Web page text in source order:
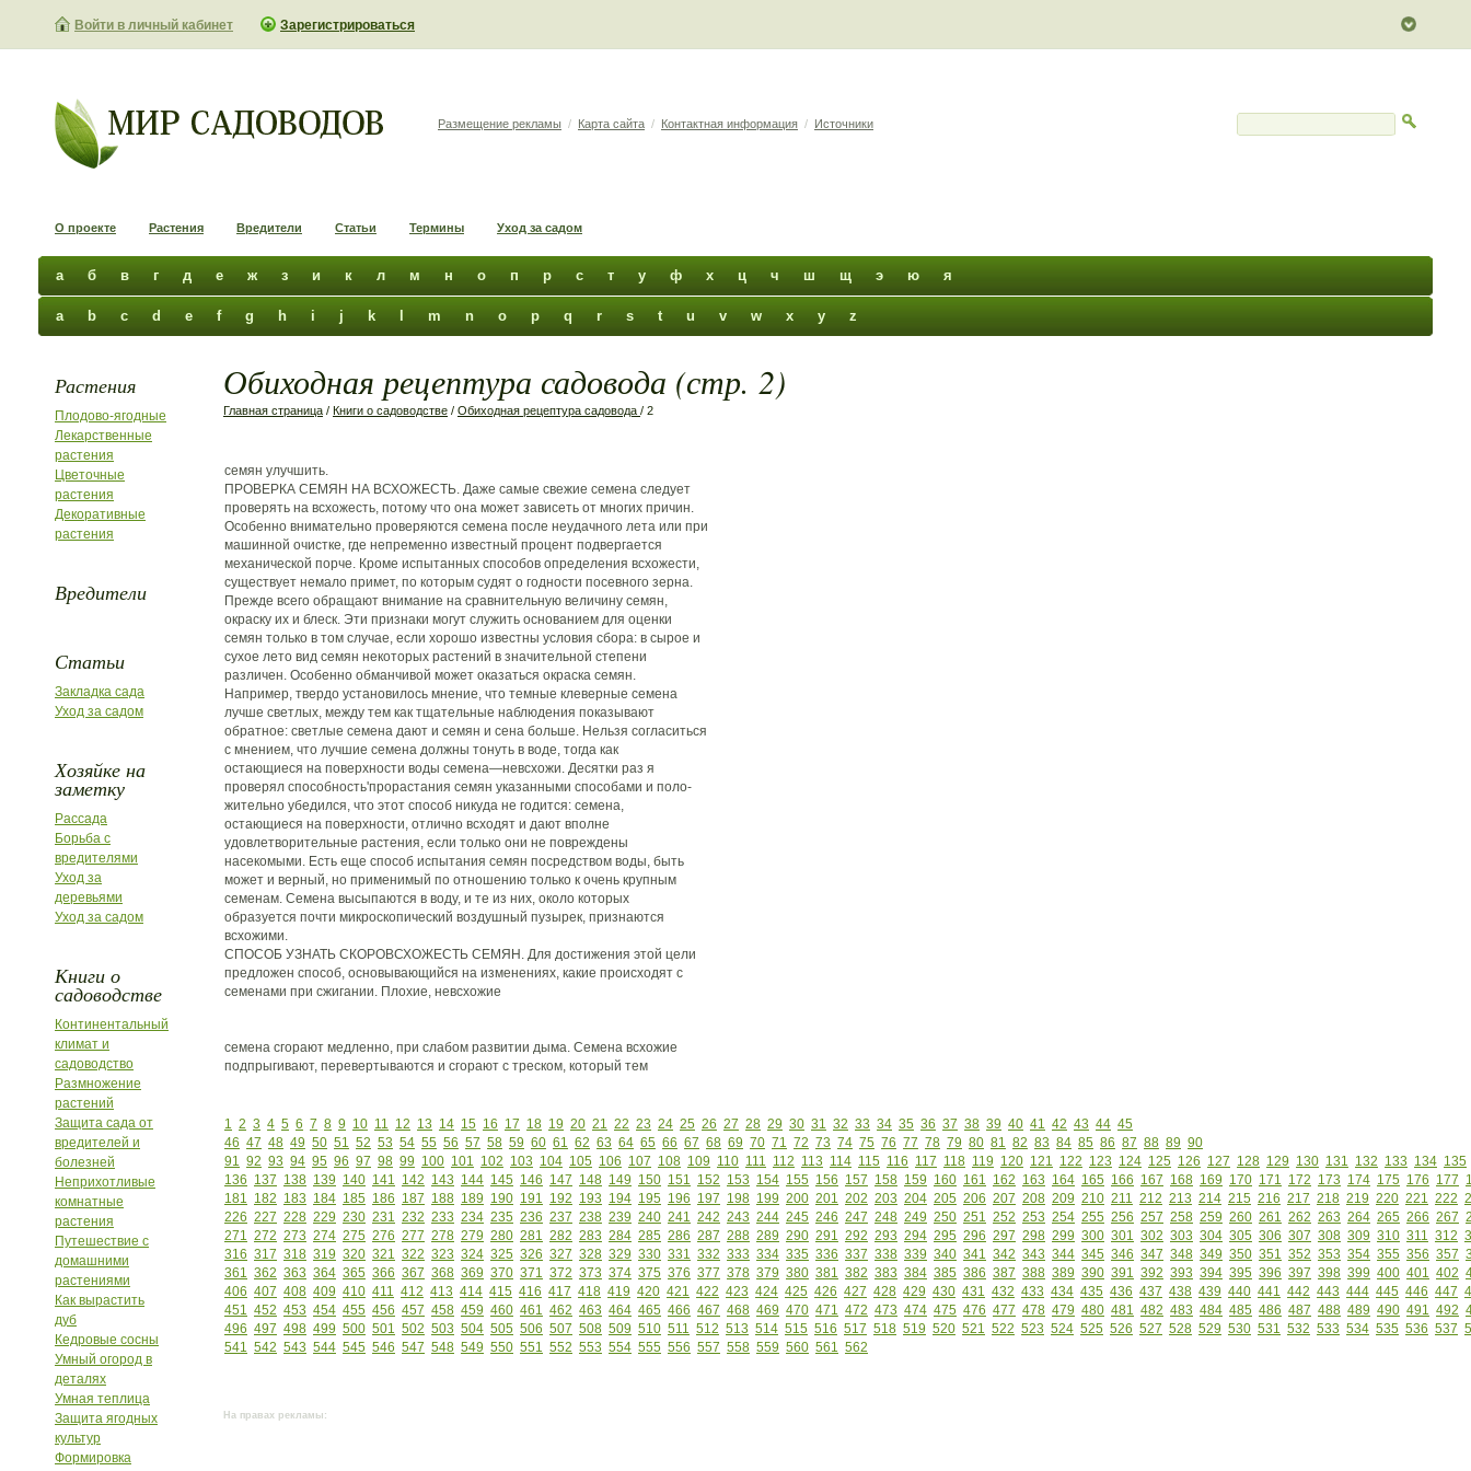
Войти в личный кабинет Зарегистрироваться
Размещение рекламы / Карта сайта / Контактная информация / Источники
О проекте Растения Вредители Статьи Термины Уход за садом
а б в г д е ж з и к л м н о п р с т у ф х ц ч ш щ э ю я
a b c d e f g h i j k m n o p q r s t u v w x y z
Растения
Плодово-ягодные
Лекарственные
растения
Цветочные
растения
Декоративные
растения
Вредители
Статьи
Закладка сада
Уход за садом
Хозяйке на
заметку
Рассада
Борьба с
вредителями
Уход за
деревьями
Уход за садом
Книги о
садоводстве
Континентальный
климат и
садоводство
Размножение
растений
Защита сада от
вредителей и
болезней
Неприхотливые
комнатные
растения
Путешествие с
домашними
растениями
Как вырастить
дуб
Кедровые сосны
Умный огород в
деталях
Умная теплица
Защита ягодных
культур
Формировка
Обиходная рецептура садовода (стр. 2)
Главная страница / Книги о садоводстве / Обиходная рецептура садовода / 2
семян улучшить.
ПРОВЕРКА СЕМЯН НА ВСХОЖЕСТЬ. Даже самые свежие семена следует
проверять на всхожесть, потому что она может зависеть от многих причин.
Особенно внимательно проверяются семена после неудачного лета или при
машинной очистке, где непременно известный процент подвергается
механической порче. Кроме испытанных способов определения всхожести,
существует немало примет, по которым судят о годности посевного зерна.
Прежде всего обращают внимание на сравнительную величину семян,
окраску их и блеск. Эти признаки могут служить основанием для оценки
семян только в том случае, если хорошо известны условия сбора: в сырое и
сухое лето вид семян некоторых растений в значительной степени
различен. Особенно обманчивой может оказаться окраска семян.
Например, твердо установилось мнение, что темные клеверные семена
лучше светлых, между тем как тщательные наблюдения показывают
обратное: светлые семена дают и семян и сена больше. Нельзя согласиться
с мнением, что лучшие семена должны тонуть в воде, тогда как
остающиеся на поверхности воды семена—невсхожи. Десятки раз я
проверял способность'прорастания семян указанными способами и поло-
жительно убедился, что этот способ никуда не годится: семена,
остающиеся на поверхности, отлично всходят и дают вполне
удовлетворительные растения, если только они не повреждены
насекомыми. Есть еще способ испытания семян посредством воды, быть
может и верный, но применимый по отношению только к очень крупным
семенам. Семена высыпаются в воду, и те из них, около которых
образуется почти микроскопический воздушный пузырек, признаются
всхожими.
СПОСОБ УЗНАТЬ СКОРОВСХОЖЕСТЬ СЕМЯН. Для достижения этой цели
предложен способ, основывающийся на изменениях, какие происходят с
семенами при сжигании. Плохие, невсхожие
семена сгорают медленно, при слабом развитии дыма. Семена всхожие
подпрыгивают, перевертываются и сгорают с треском, который тем
1 2 3 4 5 6 7 8 9 10 11 12 13 14 15 16 17 18 19 20 21 22 23 24 25 26 27 28 29 30 31 32 33 34 35 36 37 38 39 40 41 42 43 44 45
46 47 48 49 50 51 52 53 54 55 56 57 58 59 60 61 62 63 64 65 66 67 68 69 70 71 72 73 74 75 76 77 78 79 80 81 82 83 84 85 86 87 88 89 90
91 92 93 94 95 96 97 98 99 100 101 102 103 104 105 106 107 108 109 110 111 112 113 114 115 116 117 118 119 120 121 122 123 124 125 126 127 128 129 130 131 132 133 134 135
136 137 138 139 140 141 142 143 144 145 146 147 148 149 150 151 152 153 154 155 156 157 158 159 160 161 162 163 164 165 166 167 168 169 170 171 172 173 174 175 176 177
181 182 183 184 185 186 187 188 189 190 191 192 193 194 195 196 197 198 199 200 201 202 203 204 205 206 207 208 209 210 211 212 213 214 215 216 217 218 219 220 221 222
226 227 228 229 230 231 232 233 234 235 236 237 238 239 240 241 242 243 244 245 246 247 248 249 250 251 252 253 254 255 256 257 258 259 260 261 262 263 264 265 266 267
271 272 273 274 275 276 277 278 279 280 281 282 283 284 285 286 287 288 289 290 291 292 293 294 295 296 297 298 299 300 301 302 303 304 305 306 307 308 309 310 311 312
316 317 318 319 320 321 322 323 324 325 326 327 328 329 330 331 332 333 334 335 336 337 338 339 340 341 342 343 344 345 346 347 348 349 350 351 352 353 354 355 356 357
361 362 363 364 365 366 367 368 369 370 371 372 373 374 375 376 377 378 379 380 381 382 383 384 385 386 387 388 389 390 391 392 393 394 395 396 397 398 399 400 401 402
406 407 408 409 410 411 412 413 414 415 416 417 418 419 420 421 422 423 424 425 426 427 428 429 430 431 432 433 434 435 436 437 438 439 440 441 442 443 444 445 446 447
451 452 453 454 455 456 457 458 459 460 461 462 463 464 465 466 467 468 469 470 471 472 473 474 475 476 477 478 479 480 481 482 483 484 485 486 487 488 489 490 491 492
496 497 498 499 500 501 502 503 504 505 506 507 508 509 510 511 512 513 514 515 516 517 518 519 520 521 522 523 524 525 526 527 528 529 530 531 532 533 534 535 536 537
541 542 543 544 545 546 547 548 549 550 551 552 553 554 555 556 557 558 559 560 561 562
На правах рекламы: